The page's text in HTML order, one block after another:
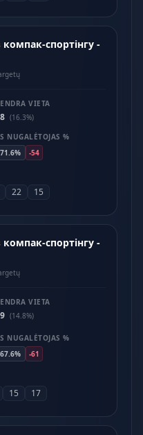
компак-спортінгу -
VIETA
(16.3%)
NUGALĖTOJAS %
71.6%
-54
22 15
компак-спортінгу -
VIETA
(14.8%)
NUGALĖTOJAS %
67.6%
-61
15 17